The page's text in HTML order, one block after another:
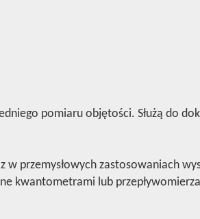
pomiaru objętości. Służą do
przemysłowych zastosowaniach
kwantometrami lub